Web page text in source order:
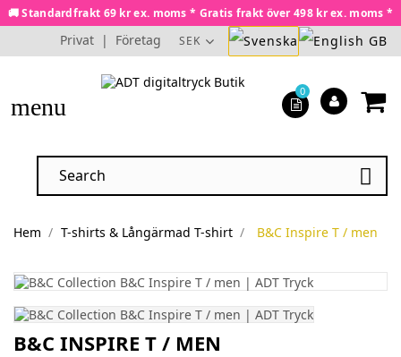
🚚 Standardfrakt 69 kr ex. moms * Gratis frakt över 498 kr ex. moms *
Privat | Företag SEK
menu

0
Hem T-shirts & Långärmad T-shirt B&C Inspire T / men
B&C INSPIRE T / MEN